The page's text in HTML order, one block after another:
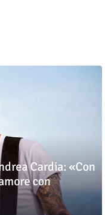
Cardia: «Con
con